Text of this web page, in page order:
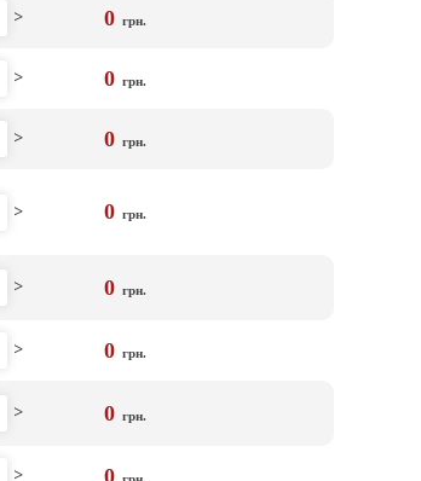
> 0 грн.
> 0 грн.
> 0 грн.
> 0 грн.
> 0 грн.
> 0 грн.
> 0 грн.
> 0 грн.